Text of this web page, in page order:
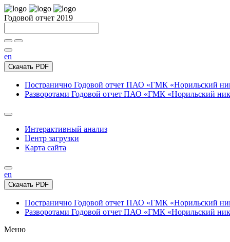
Годовой отчет 2019
en
Скачать PDF
Постранично Годовой отчет ПАО «ГМК «Норильский
Разворотами Годовой отчет ПАО «ГМК «Норильский
Интерактивный анализ
Центр загрузки
Карта сайта
en
Скачать PDF
Постранично Годовой отчет ПАО «ГМК «Норильский
Разворотами Годовой отчет ПАО «ГМК «Норильский
Меню